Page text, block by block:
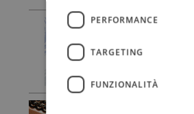
PERFORMANCE
TARGETING
FUNZIONALITÀ